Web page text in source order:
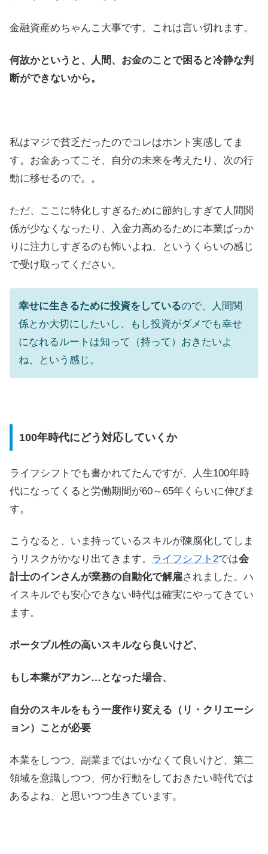
金融資産めちゃんこ大事です。これは言い切れます。
何故かというと、人間、お金のことで困ると冷静な判
断ができないから。
私はマジで貧乏だったのでコレはホント実感してま
す。お金あってこそ、自分の未来を考えたり、次の行
動に移せるので。。
ただ、ここに特化しすぎるために節約しすぎて人間関
係が少なくなったり、入金力高めるために本業ばっか
りに注力しすぎるのも怖いよね、というくらいの感じ
で受け取ってください。
幸せに生きるために投資をしているので、人間関
係とか大切にしたいし、もし投資がダメでも幸せ
になれるルートは知って（持って）おきたいよ
ね、という感じ。
100年時代にどう対応していくか
ライフシフトでも書かれてたんですが、人生100年時
代になってくると労働期間が60～65年くらいに伸びま
す。
こうなると、いま持っているスキルが陳腐化してしま
うリスクがかなり出てきます。 ライフシフト2では会
計士のインさんが業務の自動化で解雇されました。ハ
イスキルでも安心できない時代は確実にやってきてい
ます。
ポータブル性の高いスキルなら良いけど、
もし本業がアカン…となった場合、
自分のスキルをもう一度作り変える（リ・クリエーシ
ョン）ことが必要
本業をしつつ、副業まではいかなくて良いけど、第二
領域を意識しつつ、何か行動をしておきたい時代では
あるよね、と思いつつ生きています。